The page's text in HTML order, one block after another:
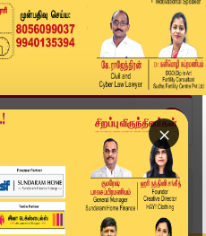
×
கேஸ்; சிதறிய வாகன ஓ...